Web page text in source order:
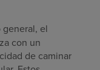
general, el
con un
de caminar